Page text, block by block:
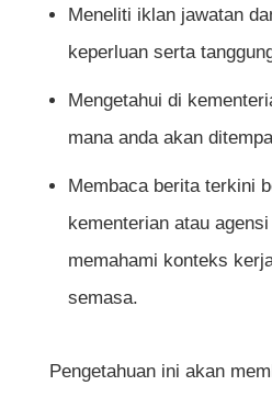
Meneliti iklan jawatan
keperluan serta
Mengetahui di
mana anda akan
Membaca berita terkini
kementerian atau
memahami konteks
semasa.
Pengetahuan ini akan